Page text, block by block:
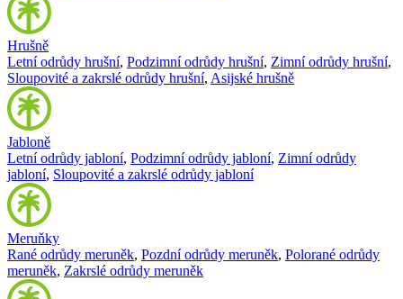
Hrušně
Letní odrůdy hrušní, Podzimní odrůdy hrušní, Zimní odrůdy hrušní,
Sloupovité a zakrslé odrůdy hrušní, Asijské hrušně
Jabloně
Letní odrůdy jabloní, Podzimní odrůdy jabloní, Zimní odrůdy
jabloní, Sloupovité a zakrslé odrůdy jabloní
Meruňky
Rané odrůdy meruněk, Pozdní odrůdy meruněk, Polorané odrůdy
meruněk, Zakrslé odrůdy meruněk